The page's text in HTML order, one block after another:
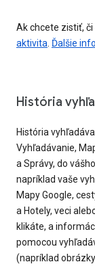
Ak chcete zistiť,
aktivita. Ďalšie
História
História
Vyhľadávanie,
a Správy, do
napríklad vaše
Mapy Google,
a Hotely, veci
klikáte, a
pomocou
(napríklad